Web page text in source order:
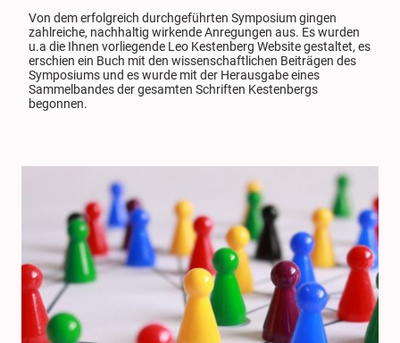
Von dem erfolgreich durchgeführten Symposium gingen
zahlreiche, nachhaltig wirkende Anregungen aus. Es wurden
u.a die Ihnen vorliegende Leo Kestenberg Website gestaltet, es
erschien ein Buch mit den wissenschaftlichen Beiträgen des
Symposiums und es wurde mit der Herausgabe eines
Sammelbandes der gesamten Schriften Kestenbergs
begonnen.